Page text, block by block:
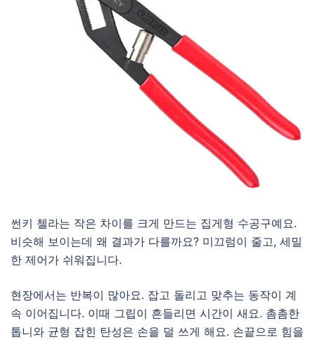
썬키 첼라는 작은 차이를 크게 만드는 집게형 수공구예요.
비슷해 보이는데 왜 결과가 다를까요? 미끄럼이 줄고, 세밀
한 제어가 쉬워집니다.
현장에서는 반복이 많아요. 잡고 돌리고 맞추는 동작이 계
속 이어집니다. 이때 그립이 흔들리면 시간이 새요. 촘촘한
톱니와 균형 잡힌 탄성은 손을 덜 쓰게 해요. 손끝으로 힘을